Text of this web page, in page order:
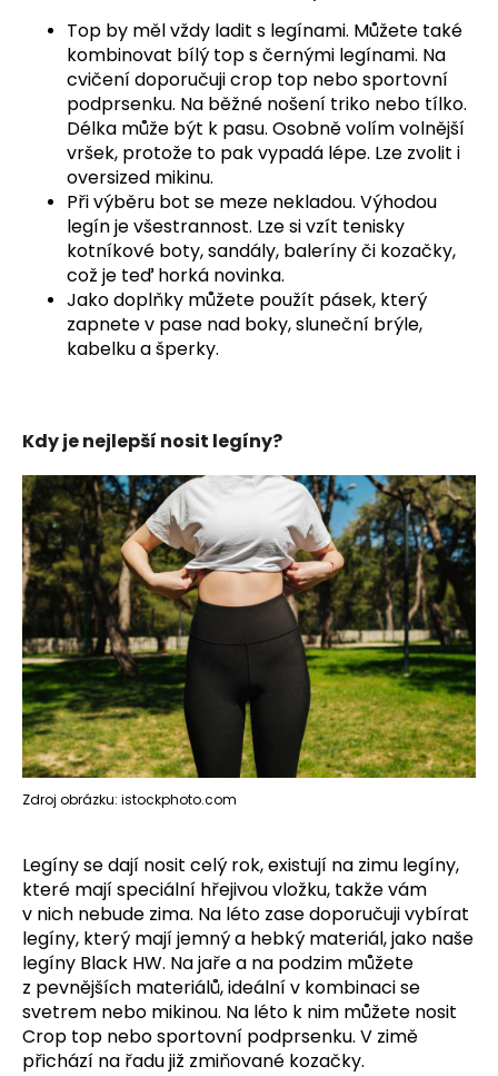
Top by měl vždy ladit s legínami. Můžete také
kombinovat bílý top s černými legínami. Na
cvičení doporučuji crop top nebo sportovní
podprsenku. Na běžné nošení triko nebo tílko.
Délka může být k pasu. Osobně volím volnější
vršek, protože to pak vypadá lépe. Lze zvolit i
oversized mikinu.
Při výběru bot se meze nekladou. Výhodou
legín je všestrannost. Lze si vzít tenisky
kotníkové boty, sandály, baleríny či kozačky,
což je teď horká novinka.
Jako doplňky můžete použít pásek, který
zapnete v pase nad boky, sluneční brýle,
kabelku a šperky.
Kdy je nejlepší nosit legíny?
Zdroj obrázku: istockphoto.com
Legíny se dají nosit celý rok, existují na zimu legíny,
které mají speciální hřejivou vložku, takže vám
v nich nebude zima. Na léto zase doporučuji vybírat
legíny, který mají jemný a hebký materiál, jako naše
legíny Black HW. Na jaře a na podzim můžete
z pevnějších materiálů, ideální v kombinaci se
svetrem nebo mikinou. Na léto k nim můžete nosit
Crop top nebo sportovní podprsenku. V zimě
přichází na řadu již zmiňované kozačky.